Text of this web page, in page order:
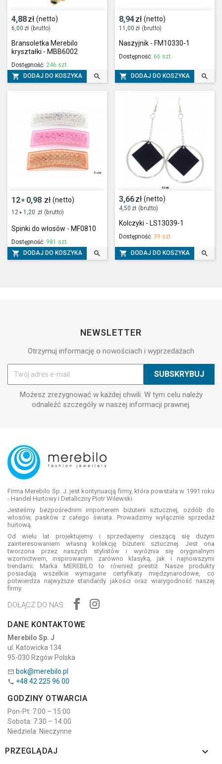
4,88zł (netto)
6,00 zł (brutto)
Bransoletka Merebilo
kryształki - MBB6002
Dostępność: 246 szt.
 DODAJ DO KOSZYKA 
8,94zł (netto)
11,00 zł (brutto)
Naszyjnik - FM10330-1
Dostępność: 66 szt.
 DODAJ DO KOSZYKA 
12* 0,98 zł (netto)
12* 1,20 zł (brutto)
Spinki do włosów - MF0810
Dostępność: 981 szt.
 DODAJ DO KOSZYKA 
3,66zł (netto)
4,50 zł (brutto)
Kolczyki - LS13039-1
Dostępność: 39 szt.
 DODAJ DO KOSZYKA 
NEWSLETTER
Otrzymuj informację o nowościach i wyprzedażach
Możesz zrezygnować w każdej chwili. W tym celu należy
odnaleźć szczegóły w naszej informacji prawnej.
Firma Merebilo Sp. J. jest kontynuacją firmy, która powstała w 1991 roku
- Handel Hurtowy i Detaliczny Piotr Wilewski.
Jesteśmy bezpośrednim importerem biżuterii sztucznej, ozdób do
włosów, pasków z całego świata. Prowadzimy wyłącznie sprzedaż
hurtową.
Od wielu lat projektujemy i sprzedajemy cieszącą się dużym
zainteresowaniem własną kolekcję biżuterii sztucznej. Jest ona
tworzona przez naszych stylistów i wyróżnia się oryginalnym
wzornictwem, inspirowanym zarówno klasyką, jak i najnowszymi
trendami. Marka MEREBILO to również prestiż. Nasze produkty
posiadają wszelkie wymagane certyfikaty międzynarodowe, co
potwierdza najwyższe standardy jakości oraz wiarygodność naszej
firmy.
DOŁĄCZ DO NAS:
DANE KONTAKTOWE
Merebilo Sp. J
ul. Katowicka 134
95-030 Rzgów Polska
 bok@merebilo.pl
 +48 42 225 96 00
GODZINY OTWARCIA
Pon-Pt: 7:00 – 15:00
Sobota: 7:30 – 14:00
Niedziela: Nieczynne
PRZEGLĄDAJ 